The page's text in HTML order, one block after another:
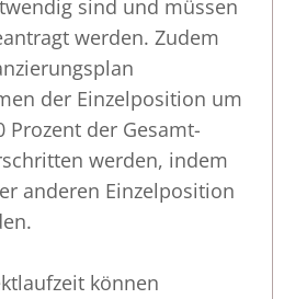
sind und müssen
werden. Zudem
der Einzelposition um
Prozent der Gesamt-
werden, indem
anderen Einzelposition
können